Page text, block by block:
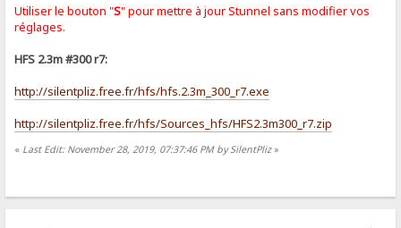
Utiliser le bouton "S" pour mettre à jour Stunnel sans modifier vos
réglages.
HFS 2.3m #300 r7:
http://silentpliz.free.fr/hfs/hfs.2.3m_300_r7.exe
http://silentpliz.free.fr/hfs/Sources_hfs/HFS2.3m300_r7.zip
« Last Edit: November 28, 2019, 07:37:46 PM by SilentPliz»